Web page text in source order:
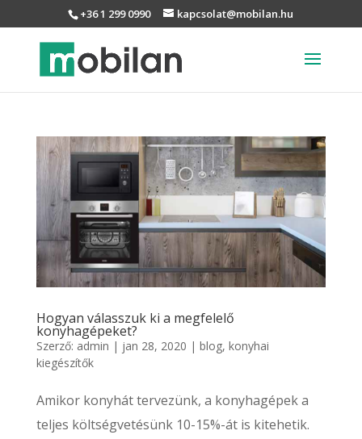
+36 1 299 0990 kapcsolat@mobilan.hu
Hogyan válasszuk ki a megfelelő
konyhagépeket?
Szerző: admin | jan 28, 2020 | blog, konyhai
kiegészítők
Amikor konyhát tervezünk, a konyhagépek a
teljes költségvetésünk 10-15%-át is kitehetik.